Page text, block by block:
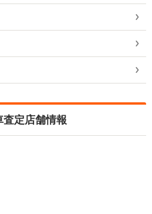
定店舗情報